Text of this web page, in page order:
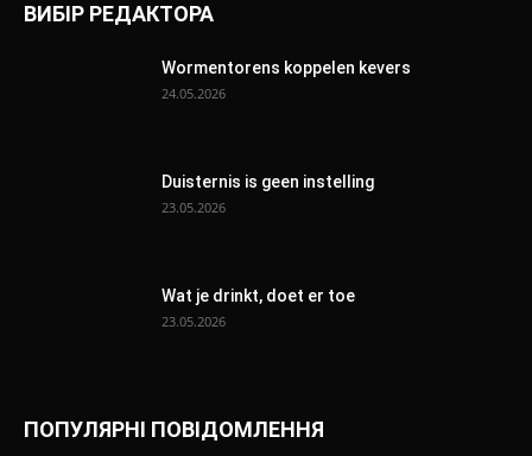
ВИБІР РЕДАКТОРА
Wormentorens koppelen kevers
24.05.2026
Duisternis is geen instelling
23.05.2026
Wat je drinkt, doet er toe
23.05.2026
ПОПУЛЯРНІ ПОВІДОМЛЕННЯ